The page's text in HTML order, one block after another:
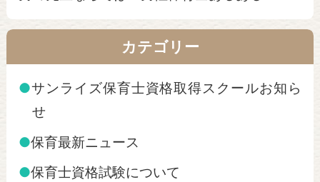
カテゴリー
●サンライズ保育士資格取得スクールお知ら
せ
●保育最新ニュース
●保育士資格試験について